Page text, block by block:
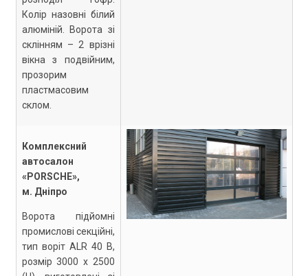
Колір назовні білий
алюміній. Ворота зі
склінням – 2 врізні
вікна з подвійним,
прозорим
пластмасовим
склом.
Комплексний
автосалон
«PORSСHE»,
м. Дніпро
Ворота підйомні
промислові секційні,
тип воріт ALR 40 B,
розмір 3000 х 2500